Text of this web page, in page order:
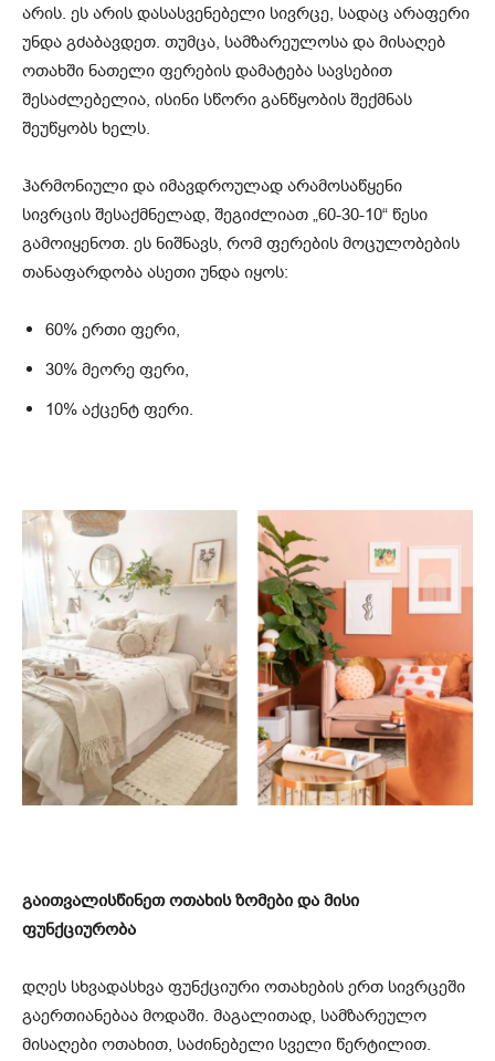
არის. ეს არის დასასვენებელი სივრცე, სადაც არაფერი
უნდა გძაბავდეთ. თუმცა, სამზარეულოსა და მისაღებ
ოთახში ნათელი ფერების დამატება სავსებით
შესაძლებელია, ისინი სწორი განწყობის შექმნას
შეუწყობს ხელს.
ჰარმონიული და იმავდროულად არამოსაწყენი
სივრცის შესაქმნელად, შეგიძლიათ „60-30-10“ წესი
გამოიყენოთ. ეს ნიშნავს, რომ ფერების მოცულობების
თანაფარდობა ასეთი უნდა იყოს:
60% ერთი ფერი,
30% მეორე ფერი,
10% აქცენტ ფერი.
გაითვალისწინეთ ოთახის ზომები და მისი
ფუნქციურობა
დღეს სხვადასხვა ფუნქციური ოთახების ერთ სივრცეში
გაერთიანებაა მოდაში. მაგალითად, სამზარეულო
მისაღები ოთახით, საძინებელი სველი წერტილით.